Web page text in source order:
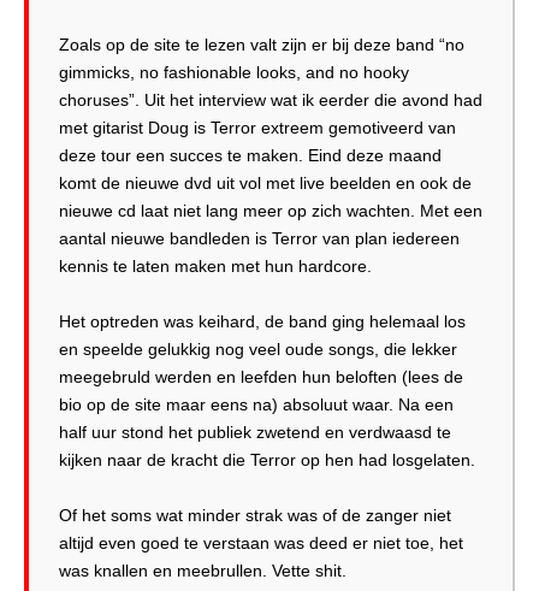
Zoals op de site te lezen valt zijn er bij deze band “no
gimmicks, no fashionable looks, and no hooky
choruses”. Uit het interview wat ik eerder die avond had
met gitarist Doug is Terror extreem gemotiveerd van
deze tour een succes te maken. Eind deze maand
komt de nieuwe dvd uit vol met live beelden en ook de
nieuwe cd laat niet lang meer op zich wachten. Met een
aantal nieuwe bandleden is Terror van plan iedereen
kennis te laten maken met hun hardcore.
Het optreden was keihard, de band ging helemaal los
en speelde gelukkig nog veel oude songs, die lekker
meegebruld werden en leefden hun beloften (lees de
bio op de site maar eens na) absoluut waar. Na een
half uur stond het publiek zwetend en verdwaasd te
kijken naar de kracht die Terror op hen had losgelaten.
Of het soms wat minder strak was of de zanger niet
altijd even goed te verstaan was deed er niet toe, het
was knallen en meebrullen. Vette shit.